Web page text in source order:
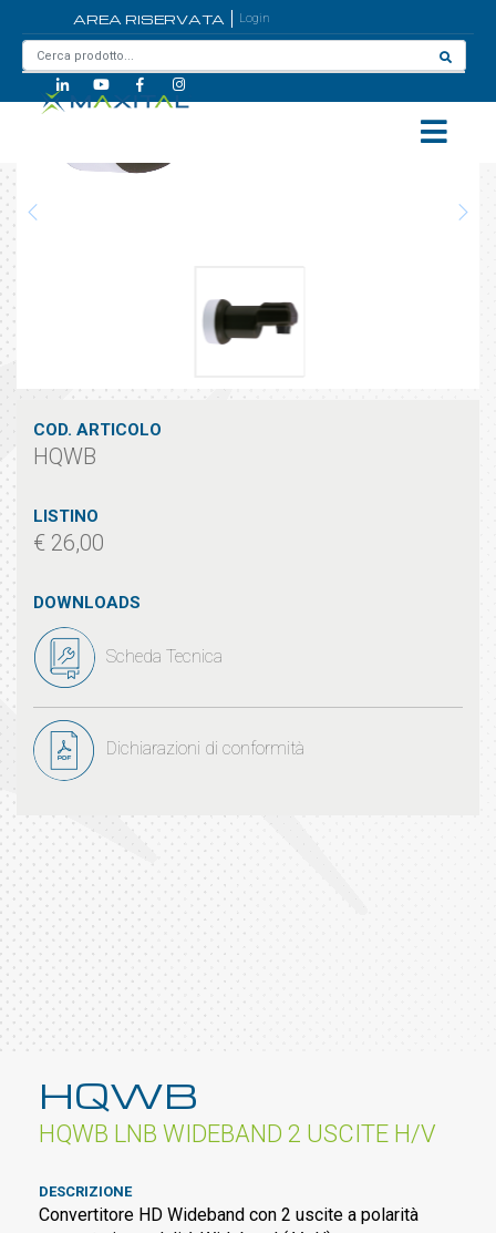
AREA RISERVATA Login
HQWB
COD. ARTICOLO
HQWB
LISTINO
€ 26,00
DOWNLOADS
Scheda Tecnica
Dichiarazioni di conformità
HQWB
HQWB LNB WIDEBAND 2 USCITE H/V
DESCRIZIONE
Convertitore HD Wideband con 2 uscite a polarità